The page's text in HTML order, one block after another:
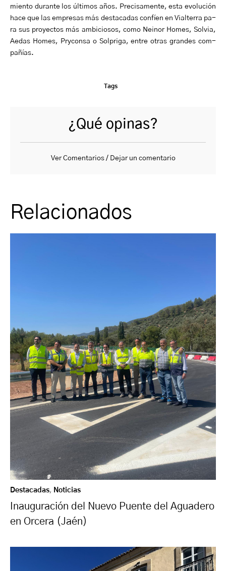
mien­to du­ran­te los últimos años. Pre­ci­sa­men­te, es­ta evo­lu­ción
ha­ce que las em­pre­sas más des­ta­ca­das con­fíen en Vial­te­rra pa­
ra sus pro­yec­tos más am­bi­cio­sos, co­mo Neinor Ho­mes, Sol­via,
Ae­das Homes, Pry­con­sa o Sol­pri­ga, en­tre otras gran­des com­
pa­ñías.
Tags
¿Qué opinas?
Ver Comentarios / Dejar un comentario
Relacionados
Destacadas, Noticias
Inauguración del Nuevo Puente del Aguadero
en Orcera (Jaén)